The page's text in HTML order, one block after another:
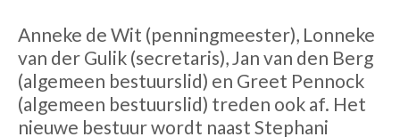
Anneke de Wit (penningmeester), Lonneke
van der Gulik (secretaris), Jan van den Berg
(algemeen bestuurslid) en Greet Pennock
(algemeen bestuurslid) treden ook af. Het
nieuwe bestuur wordt naast Stephani